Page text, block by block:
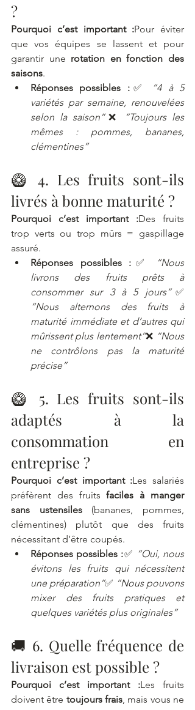
?
Pourquoi c’est important :Pour éviter
que vos équipes se lassent et pour
garantir une rotation en fonction des
saisons.
Réponses possibles :✅
“4 à 5
variétés par semaine, renouvelées
selon la saison”❌
“Toujours les
mêmes : pommes, bananes,
clémentines”
🥝 4. Les fruits sont-ils
livrés à bonne maturité ?
Pourquoi c’est important :Des fruits
trop verts ou trop mûrs = gaspillage
assuré.
Réponses possibles : ✅
“Nous
livrons des fruits prêts à
consommer sur 3 à 5 jours”
“Nous alternons des fruits à
maturité immédiate et d’autres qui
mûrissent plus lentement”❌ “Nous
ne contrôlons pas la maturité
précise”
🥝 5. Les fruits sont-ils
adaptés à la
consommation en
entreprise ?
Pourquoi c’est important :Les salariés
préfèrent des fruits faciles à manger
sans ustensiles (bananes, pommes,
clémentines) plutôt que des fruits
nécessitant d’être coupés.
Réponses possibles :✅ “Oui, nous
évitons les fruits qui nécessitent
une préparation”✅ “Nous pouvons
mixer des fruits pratiques et
quelques variétés plus originales”
🚚 6. Quelle fréquence de
livraison est possible ?
Pourquoi c’est important :Les fruits
doivent être toujours frais, mais vous ne